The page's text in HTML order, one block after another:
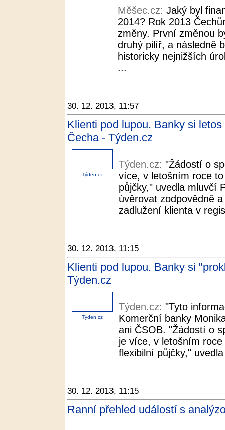
Měšec.cz: Jaký byl
2014? Rok 2013
změny. První změnou
druhý pilíř, a následně
historicky nejnižších
...
30. 12. 2013, 11:57
Klienti pod lupou. Banky si
Čecha - Týden.cz
Týden.cz
Týden.cz: "Žádostí o
více, v letošním roce
půjčky," uvedla mluvčí
úvěrovat zodpovědně
zadlužení klienta v
30. 12. 2013, 11:15
Klienti pod lupou. Banky si
Týden.cz
Týden.cz
Týden.cz: "Tyto
Komerční banky
ani ČSOB. "Žádostí o
je více, v letošním
flexibilní půjčky,"
30. 12. 2013, 11:15
Ranní přehled událostí s